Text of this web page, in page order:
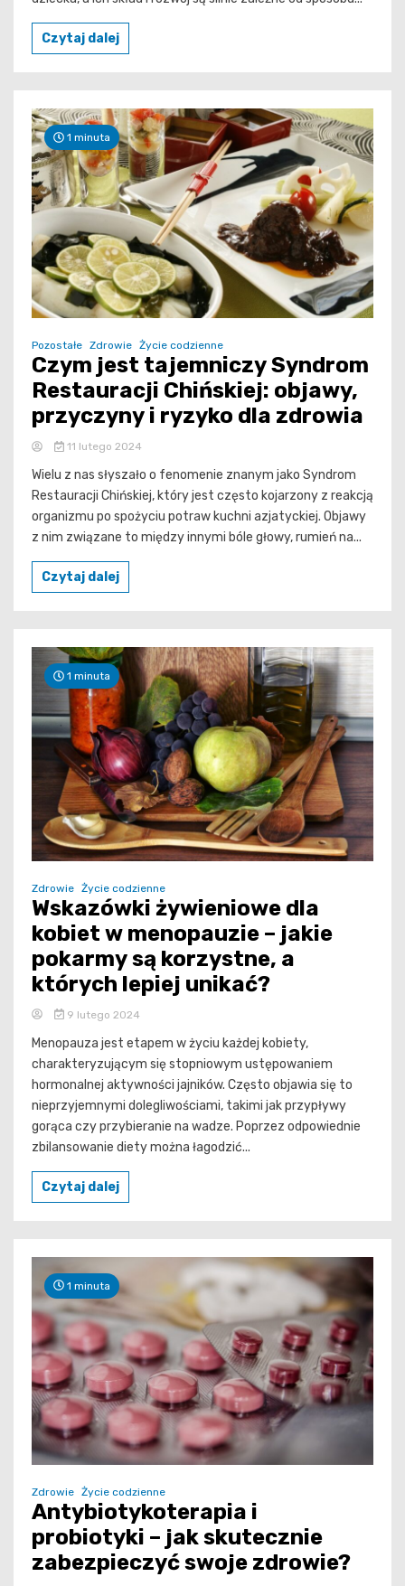
Czytaj dalej
1 minuta
Pozostałe Zdrowie Życie codzienne
Czym jest tajemniczy Syndrom
Restauracji Chińskiej: objawy,
przyczyny i ryzyko dla zdrowia
11 lutego 2024
Wielu z nas słyszało o fenomenie znanym jako Syndrom
Restauracji Chińskiej, który jest często kojarzony z reakcją
organizmu po spożyciu potraw kuchni azjatyckiej. Objawy
z nim związane to między innymi bóle głowy, rumień na...
Czytaj dalej
1 minuta
Zdrowie Życie codzienne
Wskazówki żywieniowe dla
kobiet w menopauzie – jakie
pokarmy są korzystne, a
których lepiej unikać?
9 lutego 2024
Menopauza jest etapem w życiu każdej kobiety,
charakteryzującym się stopniowym ustępowaniem
hormonalnej aktywności jajników. Często objawia się to
nieprzyjemnymi dolegliwościami, takimi jak przypływy
gorąca czy przybieranie na wadze. Poprzez odpowiednie
zbilansowanie diety można łagodzić...
Czytaj dalej
1 minuta
Zdrowie Życie codzienne
Antybiotykoterapia i
probiotyki – jak skutecznie
zabezpieczyć swoje zdrowie?